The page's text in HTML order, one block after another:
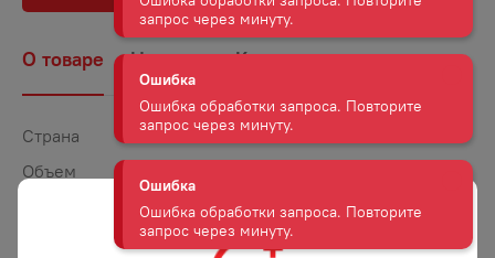
О товаре Наличие Комментарии
Страна
Италия
Объем
11
Сухое
Ошибка обработки запроса. Повторите
запрос через минуту.
Ошибка
Ошибка обработки запроса. Повторите
запрос через минуту.
Ошибка
Ошибка обработки запроса. Повторите
запрос через минуту.